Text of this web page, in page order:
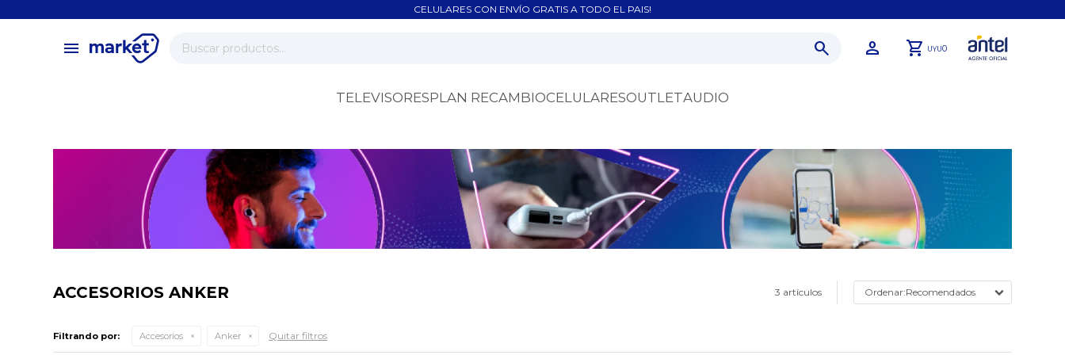
CELULARES CON ENVÍO GRATIS A TODO EL PAIS!
menu UYU0
TELEVISORESPLAN RECAMBIOCELULARESOUTLETAUDIO
ACCESORIOS ANKER 3 artículos Recomendados
Filtrando por: Accesorios Anker Quitar filtros
close
store